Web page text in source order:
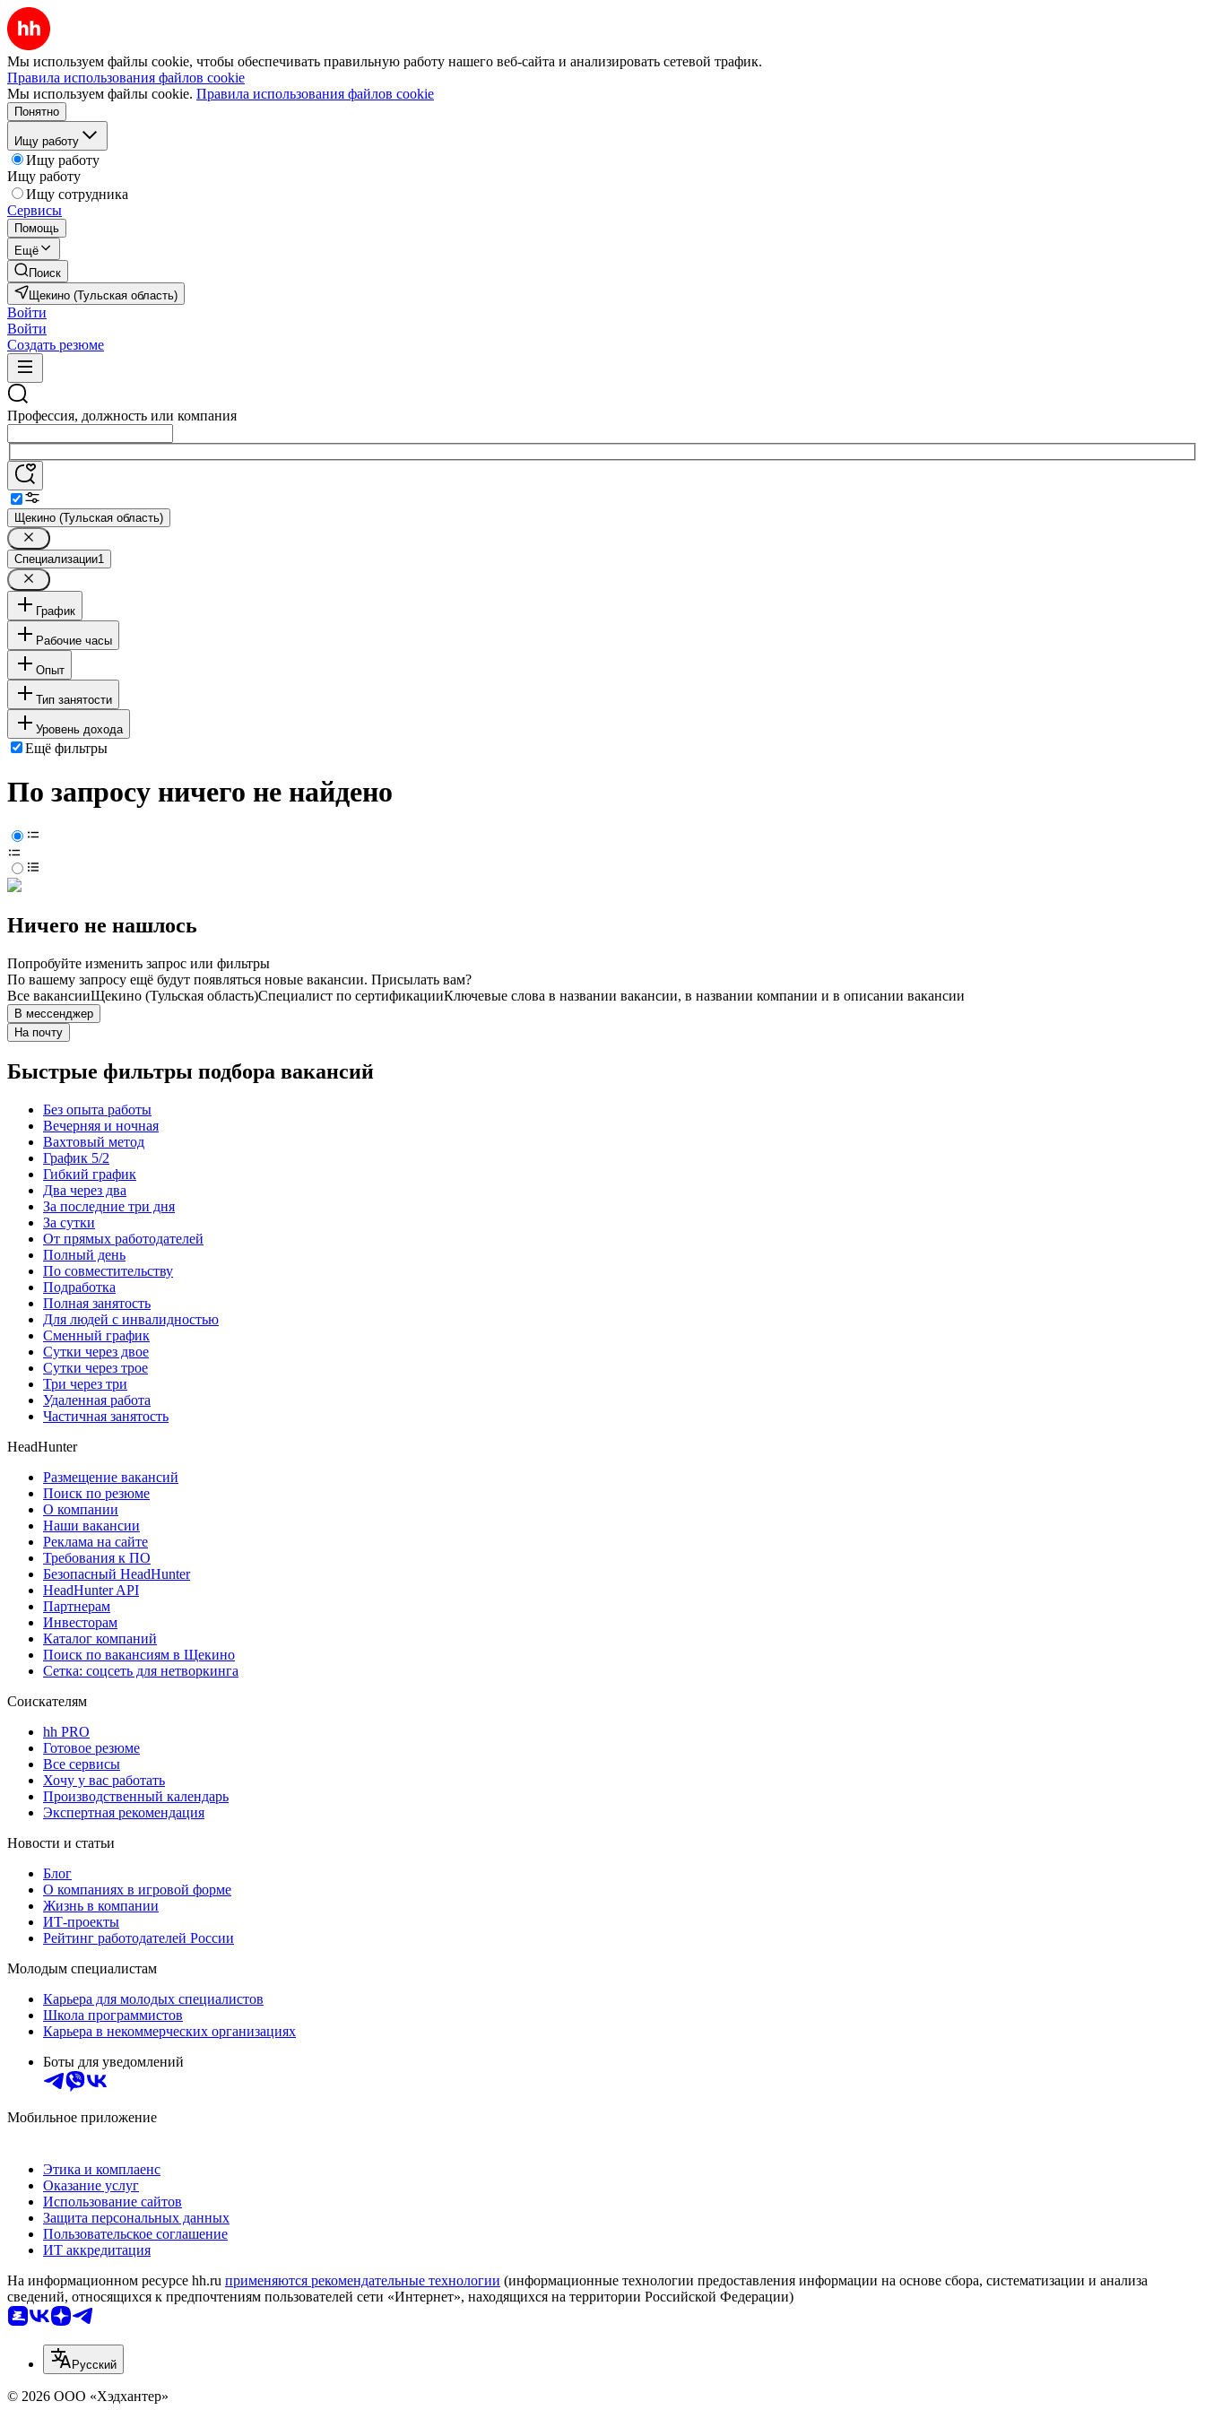
Мы используем файлы cookie, чтобы обеспечивать правильную работу нашего веб-сайта и анализировать сетевой трафик.
Правила использования файлов cookie
Мы используем файлы cookie. Правила использования файлов cookie
Понятно
Ищу работу
Ищу работу
Ищу работу
Ищу сотрудника
Сервисы
Помощь
Ещё
Поиск
Щекино (Тульская область)
Войти
Войти
Создать резюме
Профессия, должность или компания
Щекино (Тульская область)
Специализации1
График
Рабочие часы
Опыт
Тип занятости
Уровень дохода
Ещё фильтры
По запросу ничего не найдено
Ничего не нашлось
Попробуйте изменить запрос или фильтры
По вашему запросу ещё будут появляться новые вакансии. Присылать вам?
Все вакансииЩекино (Тульская область)Специалист по сертификацииКлючевые слова в названии вакансии, в названии компании и в описании вакансии
В мессенджер
На почту
Быстрые фильтры подбора вакансий
Без опыта работы
Вечерняя и ночная
Вахтовый метод
График 5/2
Гибкий график
Два через два
За последние три дня
За сутки
От прямых работодателей
Полный день
По совместительству
Подработка
Полная занятость
Для людей с инвалидностью
Сменный график
Сутки через двое
Сутки через трое
Три через три
Удаленная работа
Частичная занятость
HeadHunter
Размещение вакансий
Поиск по резюме
О компании
Наши вакансии
Реклама на сайте
Требования к ПО
Безопасный HeadHunter
HeadHunter API
Партнерам
Инвесторам
Каталог компаний
Поиск по вакансиям в Щекино
Сетка: соцсеть для нетворкинга
Соискателям
hh PRO
Готовое резюме
Все сервисы
Хочу у вас работать
Производственный календарь
Экспертная рекомендация
Новости и статьи
Блог
О компаниях в игровой форме
Жизнь в компании
ИТ-проекты
Рейтинг работодателей России
Молодым специалистам
Карьера для молодых специалистов
Школа программистов
Карьера в некоммерческих организациях
Боты для уведомлений
Мобильное приложение
Этика и комплаенс
Оказание услуг
Использование сайтов
Защита персональных данных
Пользовательское соглашение
ИТ аккредитация
На информационном ресурсе hh.ru применяются рекомендательные технологии (информационные технологии предоставления информации на основе сбора, систематизации и анализа
сведений, относящихся к предпочтениям пользователей сети «Интернет», находящихся на территории Российской Федерации)
Русский
© 2026 ООО «Хэдхантер»